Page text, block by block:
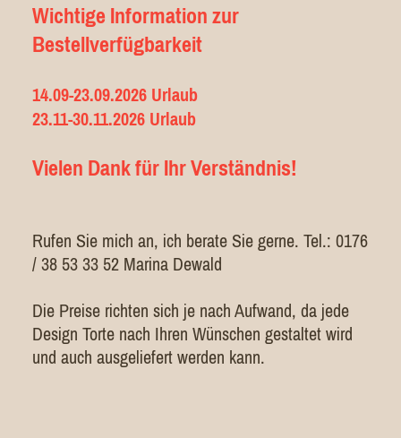
Wichtige Information zur
Bestellverfügbarkeit
14.09-23.09.2026 Urlaub
23.11-30.11.2026 Urlaub
Vielen Dank für Ihr Verständnis!
Rufen Sie mich an, ich berate Sie gerne. Tel.: 0176
/ 38 53 33 52 Marina Dewald
Die Preise richten sich je nach Aufwand, da jede
Design Torte nach Ihren Wünschen gestaltet wird
und auch ausgeliefert werden kann.